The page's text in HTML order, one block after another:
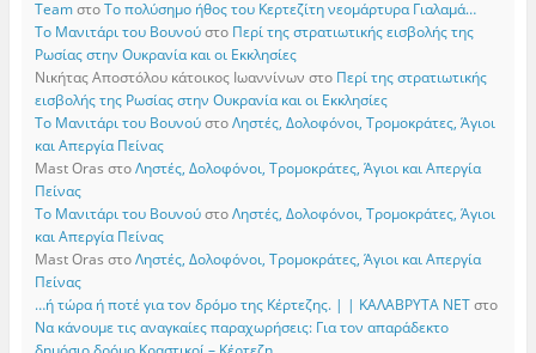
TeamστοΤο πολύσημο ήθος του Κερτεζίτη νεομάρτυρα Γιαλαμά…
Το Μανιτάρι του Βουνούστο Περί της στρατιωτικής εισβολής της
Ρωσίας στην Ουκρανία και οι Εκκλησίες
Νικήτας Αποστόλου κάτοικος Ιωαννίνων στο Περί της στρατιωτικής
εισβολής της Ρωσίας στην Ουκρανία και οι Εκκλησίες
Το Μανιτάρι του ΒουνούστοΛηστές, Δολοφόνοι, Τρομοκράτες, Άγιοι
και Απεργία Πείνας
Mast Oras στοΛηστές, Δολοφόνοι, Τρομοκράτες, Άγιοι και Απεργία
Πείνας
Το Μανιτάρι του ΒουνούστοΛηστές, Δολοφόνοι, Τρομοκράτες, Άγιοι
και Απεργία Πείνας
Mast Oras στοΛηστές, Δολοφόνοι, Τρομοκράτες, Άγιοι και Απεργία
Πείνας
…ή τώρα ή ποτέ για τον δρόμο της Κέρτεζης. | | ΚΑΛΑΒΡΥΤΑ ΝΕΤστο
Να κάνουμε τις αναγκαίες παραχωρήσεις: Για τον απαράδεκτο